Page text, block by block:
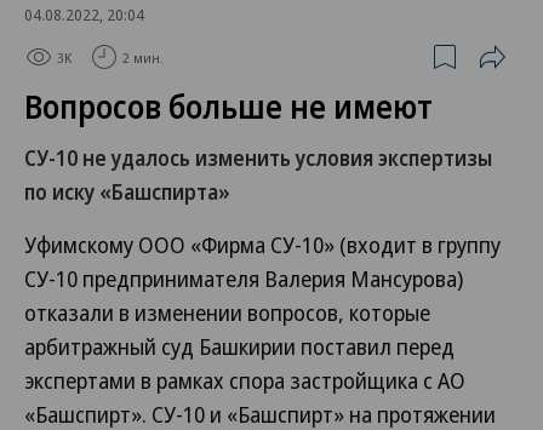
04.08.2022, 20:04
3K 2 мин.
Вопросов больше не имеют
СУ-10 не удалось изменить условия экспертизы
по иску «Башспирта»
Уфимскому ООО «Фирма СУ-10» (входит в группу
СУ-10 предпринимателя Валерия Мансурова)
отказали в изменении вопросов, которые
арбитражный суд Башкирии поставил перед
экспертами в рамках спора застройщика с АО
«Башспирт». СУ-10 и «Башспирт» на протяжении